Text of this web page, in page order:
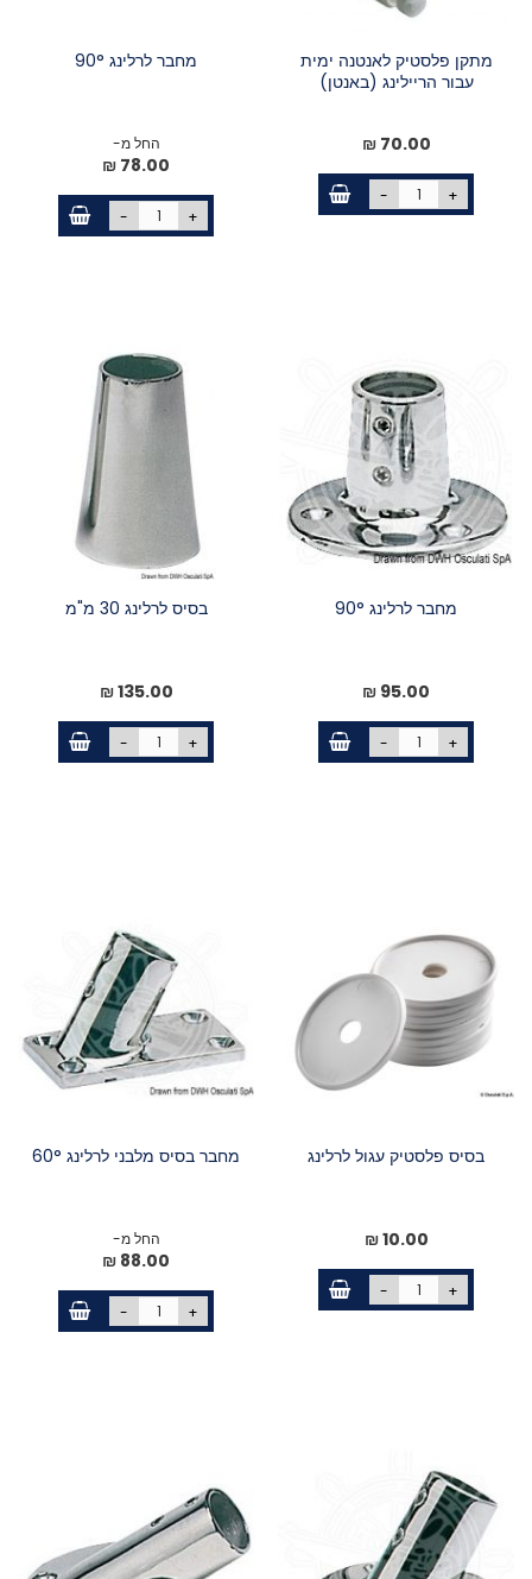
מתקן פלסטיק לאנטנה ימית
עבור הריילינג (באנטן)
70.00 ₪
- +
מחבר לרלינג 90°
החל מ-
78.00 ₪
- +
מחבר לרלינג 90°
95.00 ₪
- +
בסיס לרלינג 30 מ"מ
135.00 ₪
- +
בסיס פלסטיק עגול לרלינג
10.00 ₪
- +
מחבר בסיס מלבני לרלינג 60°
החל מ-
88.00 ₪
- +